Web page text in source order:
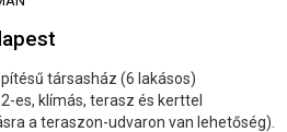
társasház (6 lakásos)
es, klímás, terasz és kerttel
a teraszon-udvaron van lehetőség).